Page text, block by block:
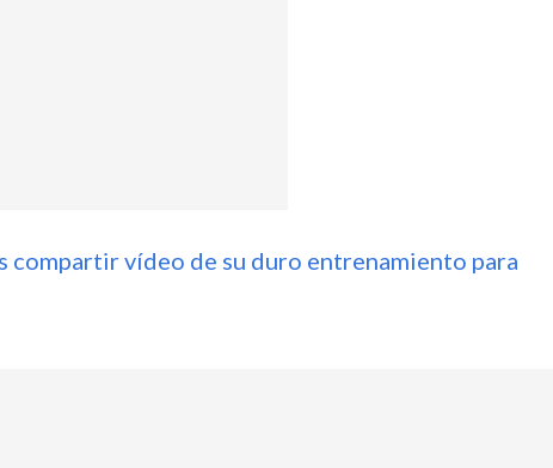
compartir vídeo de su duro entrenamiento para